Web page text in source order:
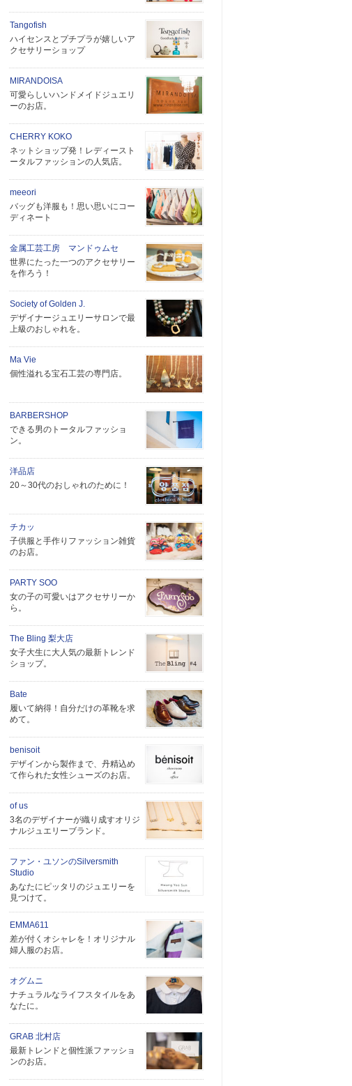
Tangofish
ハイセンスとプチプラが嬉しいア
クセサリーショップ
MIRANDOISA
可愛らしいハンドメイドジュエリ
ーのお店。
CHERRY KOKO
ネットショップ発！レディースト
ータルファッションの人気店。
meeori
バッグも洋服も！思い思いにコー
ディネート
金属工芸工房 マンドゥムセ
世界にたった一つのアクセサリー
を作ろう！
Society of Golden J.
デザイナージュエリーサロンで最
上級のおしゃれを。
Ma Vie
個性溢れる宝石工芸の専門店。
BARBERSHOP
できる男のトータルファッショ
ン。
洋品店
20～30代のおしゃれのために！
チカッ
子供服と手作りファッション雑貨
のお店。
PARTY SOO
女の子の可愛いはアクセサリーか
ら。
The Bling 梨大店
女子大生に大人気の最新トレンド
ショップ。
Bate
履いて納得！自分だけの革靴を求
めて。
benisoit
デザインから製作まで、丹精込め
て作られた女性シューズのお店。
of us
3名のデザイナーが織り成すオリジ
ナルジュエリーブランド。
ファン・ユソンのSilversmith
Studio
あなたにピッタリのジュエリーを
見つけて。
EMMA611
差が付くオシャレを！オリジナル
婦人服のお店。
オグムニ
ナチュラルなライフスタイルをあ
なたに。
GRAB 北村店
最新トレンドと個性派ファッショ
ンのお店。